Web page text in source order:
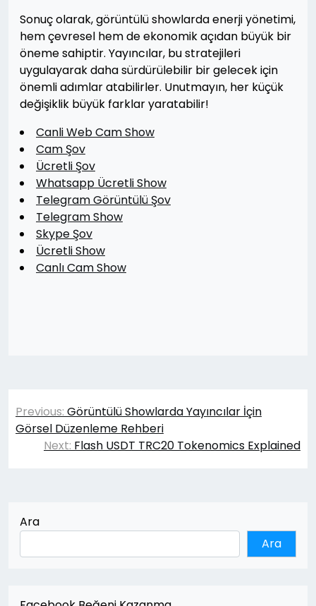
Sonuç olarak, görüntülü showlarda enerji yönetimi,
hem çevresel hem de ekonomik açıdan büyük bir
öneme sahiptir. Yayıncılar, bu stratejileri
uygulayarak daha sürdürülebilir bir gelecek için
önemli adımlar atabilirler. Unutmayın, her küçük
değişiklik büyük farklar yaratabilir!
Canli Web Cam Show
Cam Şov
Ücretli Şov
Whatsapp Ücretli Show
Telegram Görüntülü Şov
Telegram Show
Skype Şov
Ücretli Show
Canlı Cam Show
Yazı
gezinmesi
Previous: Görüntülü Showlarda Yayıncılar İçin
Görsel Düzenleme Rehberi
Next: Flash USDT TRC20 Tokenomics Explained
Ara
Ara